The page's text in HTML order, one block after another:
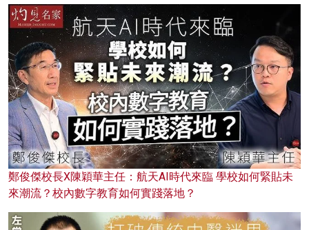
鄭俊傑校長X陳穎華主任：航天AI時代來臨 學校如何緊貼未
來潮流？校內數字教育如何實踐落地？